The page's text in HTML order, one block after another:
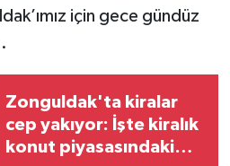
için gece gündüz
Zonguldak'ta kiralar
cep yakıyor: İşte kiralık
konut piyasasındaki